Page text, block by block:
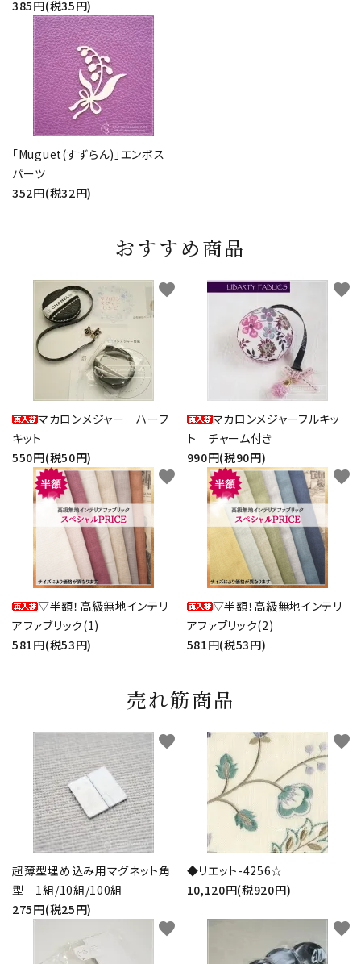
385円(税35円)
「Muguet(すずらん)」エンボス
パーツ
352円(税32円)
おすすめ商品
マカロンメジャー ハーフ
キット
550円(税50円)
favorite
マカロンメジャーフルキッ
ト チャーム付き
990円(税90円)
favorite
▽半額！高級無地インテリ
アファブリック(1)
581円(税53円)
favorite
▽半額！高級無地インテリ
アファブリック(2)
581円(税53円)
favorite
売れ筋商品
超薄型埋め込み用マグネット角
型 1組/10組/100組
275円(税25円)
favorite
◆リエット-4256☆
10,120円(税920円)
favorite
favorite favorite